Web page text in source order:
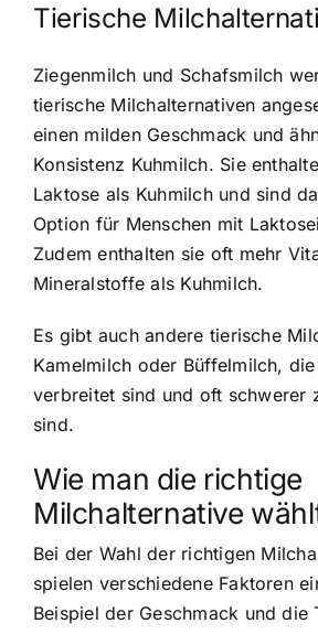
Tierische
Ziegenmilch und Schafsmilch
tierische Milchalternativen
einen milden Geschmack und
Konsistenz Kuhmilch. Sie
Laktose als Kuhmilch und sind
Option für Menschen mit
Zudem enthalten sie oft mehr
Mineralstoffe als Kuhmilch.
Es gibt auch andere tierische
Kamelmilch oder Büffelmilch,
verbreitet sind und oft schwerer
sind.
Wie man die richtige
Milchalternative
Bei der Wahl der richtigen
spielen verschiedene Faktoren
Beispiel der Geschmack und die